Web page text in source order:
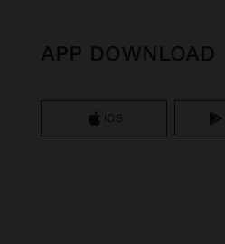
APP DOWNLOAD
iOS